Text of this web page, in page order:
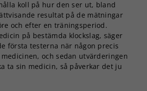
koll på hur den ser ut, bland
resultat på de mätningar
och efter en träningsperiod.
på bestämda klockslag, säger
första testerna när någon precis
och sedan utvärderingen
ta sin medicin, så påverkar det ju